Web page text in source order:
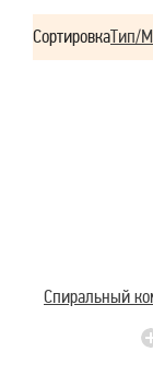
СортировкаТип/
Спиральный